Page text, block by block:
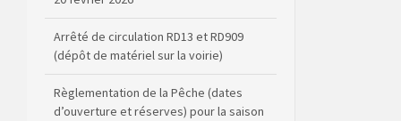
Arrêté de circulation RD13 et RD909
(dépôt de matériel sur la voirie)
Règlementation de la Pêche (dates
d’ouverture et réserves) pour la saison